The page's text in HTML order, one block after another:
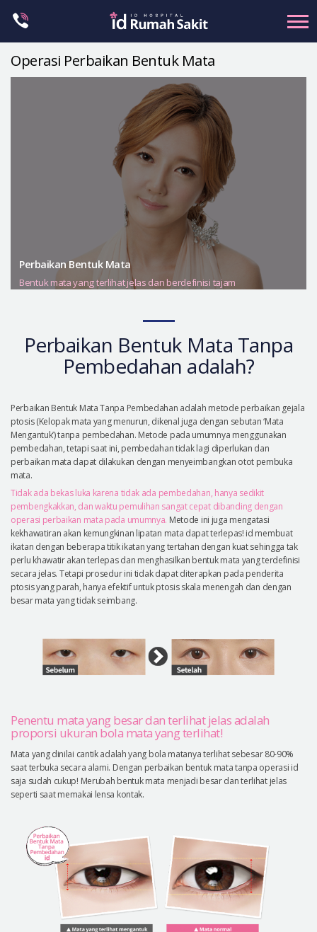
Bentuk Tubuh
Introduksi Rumah Sakit
Operasi yang Aman
Real Selfie Review
Operasi Perbaikan Bentuk Mata
Perbaikan Bentuk Mata
Bentuk mata yang terlihat jelas dan berdefinisi tajam
Perbaikan Bentuk Mata Tanpa
Pembedahan adalah?
Perbaikan Bentuk Mata Tanpa Pembedahan adalah metode perbaikan gejala
ptosis (Kelopak mata yang menurun, dikenal juga dengan sebutan ‘Mata
Mengantuk’) tanpa pembedahan. Metode pada umumnya menggunakan
pembedahan, tetapi saat ini, pembedahan tidak lagi diperlukan dan
perbaikan mata dapat dilakukan dengan menyeimbangkan otot pembuka
mata.
Tidak ada bekas luka karena tidak ada pembedahan, hanya sedikit
pembengkakkan, dan waktu pemulihan sangat cepat dibanding dengan
operasi perbaikan mata pada umumnya. Metode ini juga mengatasi
kekhawatiran akan kemungkinan lipatan mata dapat terlepas! id membuat
ikatan dengan beberapa titik ikatan yang tertahan dengan kuat sehingga tak
perlu khawatir akan terlepas dan menghasilkan bentuk mata yang terdefinisi
secara jelas. Tetapi prosedur ini tidak dapat diterapkan pada penderita
ptosis yang parah, hanya efektif untuk ptosis skala menengah dan dengan
besar mata yang tidak seimbang.
Penentu mata yang besar dan terlihat jelas adalah
proporsi ukuran bola mata yang terlihat!
Mata yang dinilai cantik adalah yang bola matanya terlihat sebesar 80-90%
saat terbuka secara alami. Dengan perbaikan bentuk mata tanpa operasi id
saja sudah cukup! Merubah bentuk mata menjadi besar dan terlihat jelas
seperti saat memakai lensa kontak.